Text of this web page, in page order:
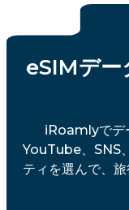
eSIMデー
iRoamlyでデ
YouTube、SNS
ティを選んで、